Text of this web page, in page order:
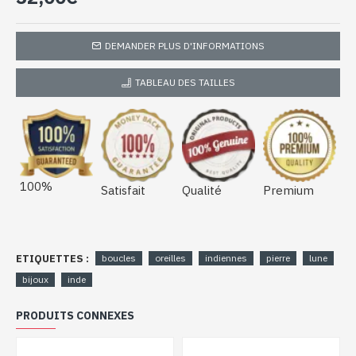
ronde (BO-PL-475)DEMANDER PLUS D'INFORMATIONS
TABLEAU DES TAILLES
100% Satisfait Qualité Premium
ETIQUETTES : boucles oreilles indiennes pierre
lune
bijoux
inde
PRODUITS CONNEXES